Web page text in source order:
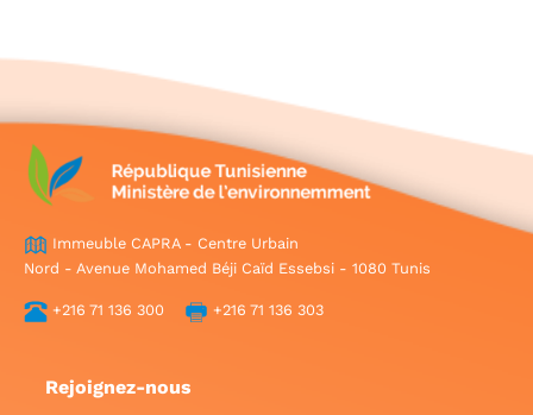
Immeuble CAPRA - Centre Urbain
Nord - Avenue Mohamed Béji Caïd Essebsi - 1080 Tunis
+216 71 136 300 +216 71 136 303
Rejoignez-nous